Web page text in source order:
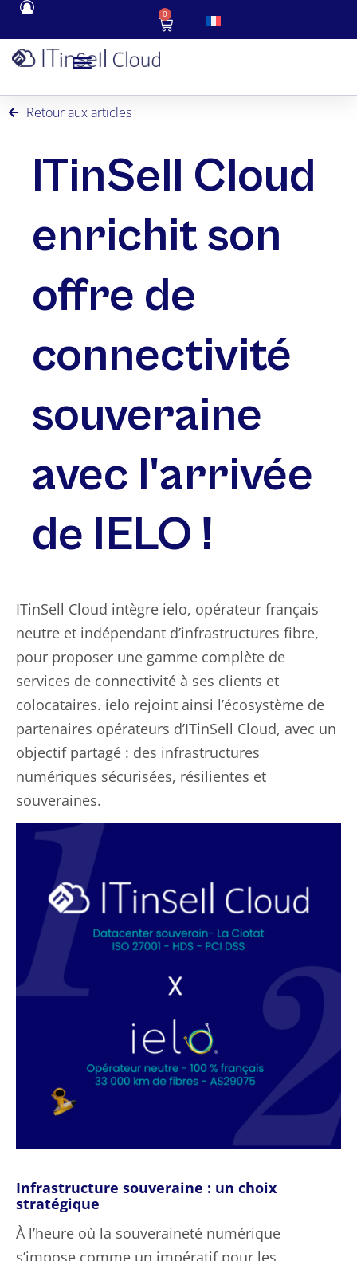
0
Retour aux articles
ITinSell Cloud
enrichit son
offre de
connectivité
souveraine
avec l'arrivée
de IELO !
ITinSell Cloud intègre ielo, opérateur français
neutre et indépendant d’infrastructures fibre,
pour proposer une gamme complète de
services de connectivité à ses clients et
colocataires. ielo rejoint ainsi l’écosystème de
partenaires opérateurs d’ITinSell Cloud, avec un
objectif partagé : des infrastructures
numériques sécurisées, résilientes et
souveraines.
Infrastructure souveraine : un choix
stratégique
À l’heure où la souveraineté numérique
s’impose comme un impératif pour les